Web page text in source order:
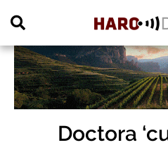
Doctora